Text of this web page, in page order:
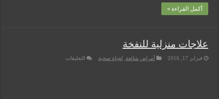
أكمل القراءة »
علاجات منزلية للنفخة
فبراير 17, 2016 أمراض شائعة لحياة صحية التعليقات